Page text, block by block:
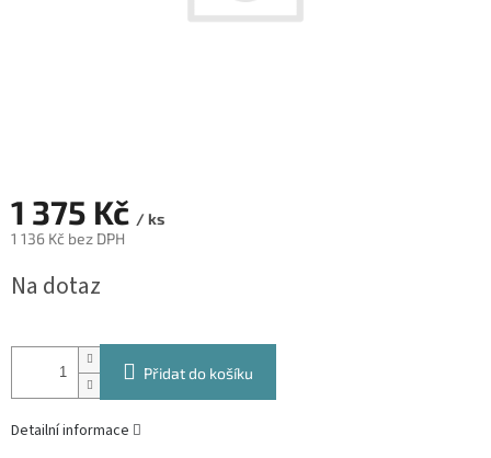
1 375 Kč / ks
1 136 Kč bez DPH
cena:
Na dotaz
Přidat do košíku
Detailní informace